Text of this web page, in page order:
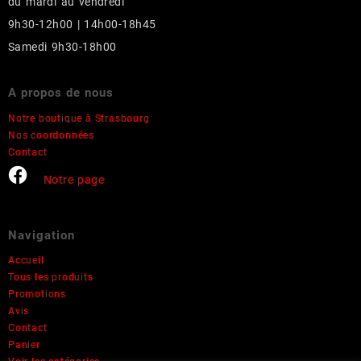
9h30-12h00 | 14h00-18h45
Samedi 9h30-18h00
A propos de nous
Notre boutique à Strasbourg
Nos coordonnées
Contact
Notre page
Navigation
Accueil
Tous les produits
Promotions
Avis
Contact
Panier